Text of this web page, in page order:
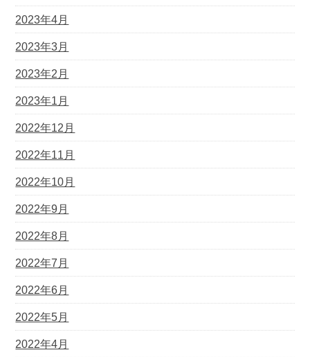
2023年4月
2023年3月
2023年2月
2023年1月
2022年12月
2022年11月
2022年10月
2022年9月
2022年8月
2022年7月
2022年6月
2022年5月
2022年4月